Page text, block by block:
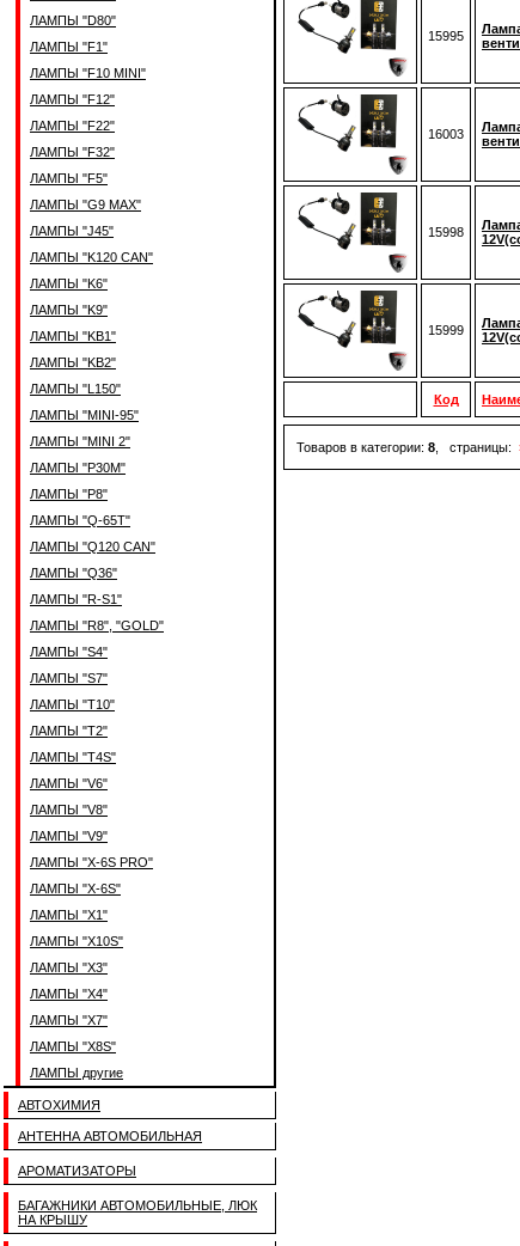
ЛАМПЫ "D80"
ЛАМПЫ "F1"
ЛАМПЫ "F10 MINI"
ЛАМПЫ "F12"
ЛАМПЫ "F22"
ЛАМПЫ "F32"
ЛАМПЫ "F5"
ЛАМПЫ "G9 MAX"
ЛАМПЫ "J45"
ЛАМПЫ "K120 CAN"
ЛАМПЫ "K6"
ЛАМПЫ "K9"
ЛАМПЫ "KB1"
ЛАМПЫ "KB2"
ЛАМПЫ "L150"
ЛАМПЫ "MINI-95"
ЛАМПЫ "MINI 2"
ЛАМПЫ "P30M"
ЛАМПЫ "P8"
ЛАМПЫ "Q-65T"
ЛАМПЫ "Q120 CAN"
ЛАМПЫ "Q36"
ЛАМПЫ "R-S1"
ЛАМПЫ "R8", "GOLD"
ЛАМПЫ "S4"
ЛАМПЫ "S7"
ЛАМПЫ "T10"
ЛАМПЫ "T2"
ЛАМПЫ "T4S"
ЛАМПЫ "V6"
ЛАМПЫ "V8"
ЛАМПЫ "V9"
ЛАМПЫ "X-6S PRO"
ЛАМПЫ "X-6S"
ЛАМПЫ "X1"
ЛАМПЫ "X10S"
ЛАМПЫ "X3"
ЛАМПЫ "X4"
ЛАМПЫ "X7"
ЛАМПЫ "X8S"
ЛАМПЫ другие
АВТОХИМИЯ
АНТЕННА АВТОМОБИЛЬНАЯ
АРОМАТИЗАТОРЫ
БАГАЖНИКИ АВТОМОБИЛЬНЫЕ, ЛЮК
НА КРЫШУ
15995
16003
15998
15999
Код
Товаров в категории: 8 , страницы: